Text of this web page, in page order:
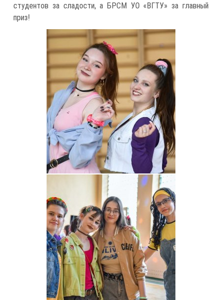
студентов за сладости, а БРСМ УО «ВГТУ» за главный
приз!